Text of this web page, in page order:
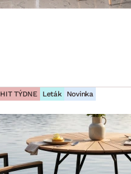
HIT TÝDNE Leták Novinka